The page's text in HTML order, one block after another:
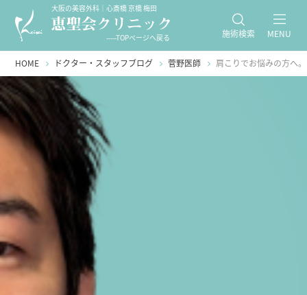
大阪の美容外科｜心斎橋 京橋 梅田
-----TOPページへ戻る 施術検索 MENU
HOME ドクター・スタッフブログ 菅野医師 肩こりでお悩みの方へ。